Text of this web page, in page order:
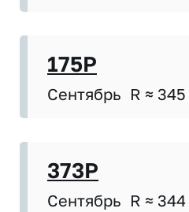
175P
Сентябрь R ≈
373P
Сентябрь R ≈